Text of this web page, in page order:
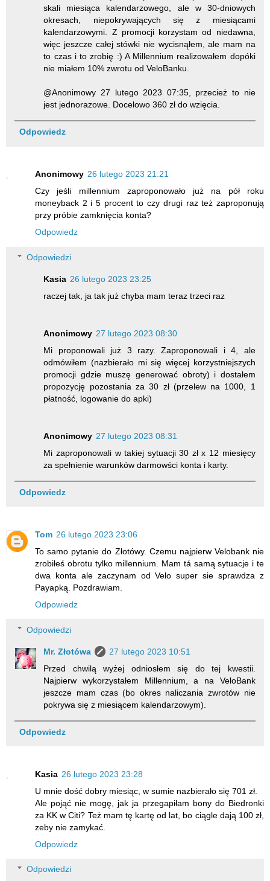
skali miesiąca kalendarzowego, ale w 30-dniowych
okresach, niepokrywających się z miesiącami
kalendarzowymi. Z promocji korzystam od niedawna,
więc jeszcze całej stówki nie wycisnąłem, ale mam na
to czas i to zrobię :) A Millennium realizowałem dopóki
nie miałem 10% zwrotu od VeloBanku.
@Anonimowy 27 lutego 2023 07:35, przecież to nie
jest jednorazowe. Docelowo 360 zł do wzięcia.
Odpowiedz
Anonimowy 26 lutego 2023 21:21
Czy jeśli millennium zaproponowało już na pół roku
moneyback 2 i 5 procent to czy drugi raz też zaproponują
przy próbie zamknięcia konta?
Odpowiedz
Odpowiedzi
Kasia 26 lutego 2023 23:25
raczej tak, ja tak już chyba mam teraz trzeci raz
Anonimowy 27 lutego 2023 08:30
Mi proponowali już 3 razy. Zaproponowali i 4, ale
odmówiłem (nazbierało mi się więcej korzystniejszych
promocji gdzie muszę generować obroty) i dostałem
propozycję pozostania za 30 zł (przelew na 1000, 1
płatność, logowanie do apki)
Anonimowy 27 lutego 2023 08:31
Mi zaproponowali w takiej sytuacji 30 zł x 12 miesięcy
za spełnienie warunków darmowści konta i karty.
Odpowiedz
Tom 26 lutego 2023 23:06
To samo pytanie do Złotówy. Czemu najpierw Velobank nie
zrobiłeś obrotu tylko millennium. Mam tá samą sytuacje i te
dwa konta ale zaczynam od Velo super sie sprawdza z
Payapką. Pozdrawiam.
Odpowiedz
Odpowiedzi
Mr. Złotówa
27 lutego 2023 10:51
Przed chwilą wyżej odniosłem się do tej kwestii.
Najpierw wykorzystałem Millennium, a na VeloBank
jeszcze mam czas (bo okres naliczania zwrotów nie
pokrywa się z miesiącem kalendarzowym).
Odpowiedz
Kasia 26 lutego 2023 23:28
U mnie dość dobry miesiąc, w sumie nazbierało się 701 zł.
Ale pojąć nie mogę, jak ja przegapiłam bony do Biedronki
za KK w Citi? Też mam tę kartę od lat, bo ciągle dają 100 zł,
zeby nie zamykać.
Odpowiedz
Odpowiedzi